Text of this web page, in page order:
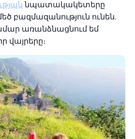
նպատակակետերը
բազմազանություն ունեն,
առանձնացնում եմ
վայրերը։